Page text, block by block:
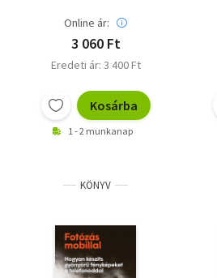
Online ár:
3 060 Ft
Eredeti ár: 3 400 Ft
Kosárba
1 - 2 munkanap
KÖNYV